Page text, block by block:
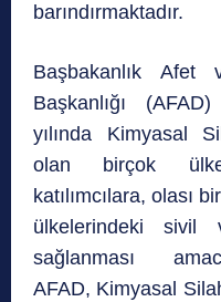
barındırmaktadır.
Başbakanlık
Başkanlığı
yılında Kimyasal
olan birçok
katılımcılara, olası
ülkelerindeki sivil
sağlanması
AFAD, Kimyasal